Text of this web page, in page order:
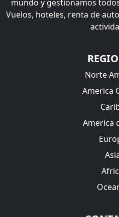
mundo y gestionamos
Vuelos, hoteles, renta de
Norte
America
America